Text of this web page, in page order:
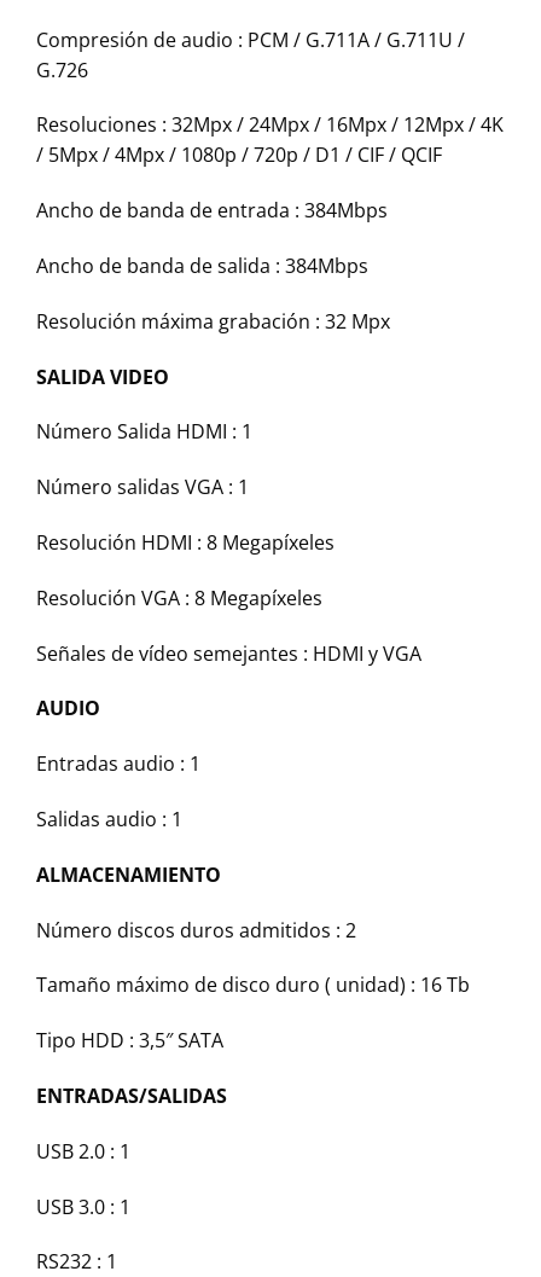
Compresión de audio : PCM / G.711A / G.711U /
G.726
Resoluciones : 32Mpx / 24Mpx / 16Mpx / 12Mpx / 4K
/ 5Mpx / 4Mpx / 1080p / 720p / D1 / CIF / QCIF
Ancho de banda de entrada : 384Mbps
Ancho de banda de salida : 384Mbps
Resolución máxima grabación : 32 Mpx
SALIDA VIDEO
Número Salida HDMI : 1
Número salidas VGA : 1
Resolución HDMI : 8 Megapíxeles
Resolución VGA : 8 Megapíxeles
Señales de vídeo semejantes : HDMI y VGA
AUDIO
Entradas audio : 1
Salidas audio : 1
ALMACENAMIENTO
Número discos duros admitidos : 2
Tamaño máximo de disco duro ( unidad) : 16 Tb
Tipo HDD : 3,5″ SATA
ENTRADAS/SALIDAS
USB 2.0 : 1
USB 3.0 : 1
RS232 : 1